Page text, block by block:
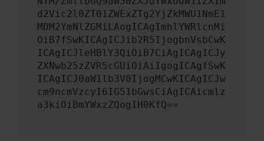
d2Vic2l0ZT01ZWExZTg2YjZkMWU1NmE1
MDM2YmNlZGMiLAogICAgImhlYWRlcnMi
OiB7fSwKICAgICJib2R5IjogbnVsbCwK
ICAgICJleHBlY3QiOiB7CiAgICAgICJy
ZXNwb25zZVR5cGUiOiAiIgogICAgfSwK
ICAgICJ0aW1lb3V0IjogMCwKICAgICJw
cm9ncmVzcyI6IG51bGwsCiAgICAicmlz
a3kiOiBmYWxzZQogIH0KfQ==